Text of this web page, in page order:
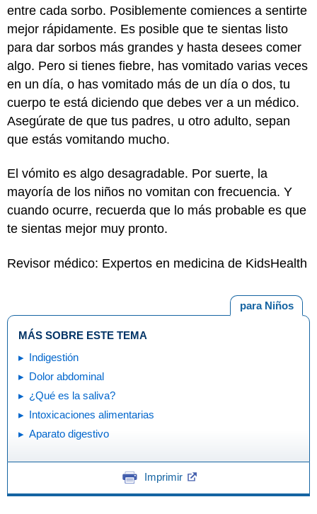
entre cada sorbo. Posiblemente comiences a sentirte
mejor rápidamente. Es posible que te sientas listo
para dar sorbos más grandes y hasta desees comer
algo. Pero si tienes fiebre, has vomitado varias veces
en un día, o has vomitado más de un día o dos, tu
cuerpo te está diciendo que debes ver a un médico.
Asegúrate de que tus padres, u otro adulto, sepan
que estás vomitando mucho.
El vómito es algo desagradable. Por suerte, la
mayoría de los niños no vomitan con frecuencia. Y
cuando ocurre, recuerda que lo más probable es que
te sientas mejor muy pronto.
Revisor médico: Expertos en medicina de KidsHealth
para Niños
MÁS SOBRE ESTE TEMA
Indigestión
Dolor abdominal
¿Qué es la saliva?
Intoxicaciones alimentarias
Aparato digestivo
Imprimir